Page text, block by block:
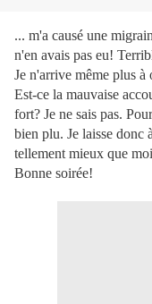
... m'a causé une
n'en avais pas eu!
Je n'arrive même plus
Est-ce la mauvaise
fort? Je ne sais pas.
bien plu. Je laisse donc à
tellement mieux que
Bonne soirée!